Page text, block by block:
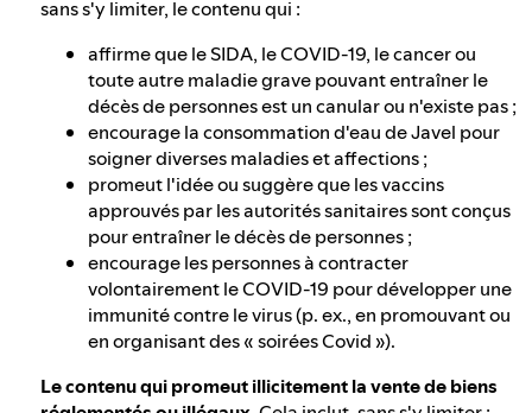
sans s'y limiter, le contenu qui :
affirme que le SIDA, le COVID-19, le cancer ou
toute autre maladie grave pouvant entraîner le
décès de personnes est un canular ou n'existe pas ;
encourage la consommation d'eau de Javel pour
soigner diverses maladies et affections ;
promeut l'idée ou suggère que les vaccins
approuvés par les autorités sanitaires sont conçus
pour entraîner le décès de personnes ;
encourage les personnes à contracter
volontairement le COVID-19 pour développer une
immunité contre le virus (p. ex., en promouvant ou
en organisant des « soirées Covid »).
Le contenu qui promeut illicitement la vente de biens